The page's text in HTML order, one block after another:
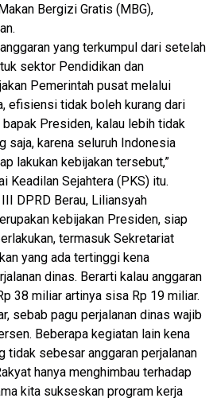
Bergizi Gratis (MBG),
yang terkumpul dari setelah
sektor Pendidikan dan
Pemerintah pusat melalui
efisiensi tidak boleh kurang dari
Presiden, kalau lebih tidak
saja, karena seluruh Indonesia
lakukan kebijakan tersebut,”
Keadilan Sejahtera (PKS) itu.
DPRD Berau, Liliansyah
kebijakan Presiden, siap
termasuk Sekretariat
yang ada tertinggi kena
dinas. Berarti kalau anggaran
38 miliar artinya sisa Rp 19 miliar.
sebab pagu perjalanan dinas wajib
Beberapa kegiatan lain kena
tidak sebesar anggaran perjalanan
hanya menghimbau terhadap
kita sukseskan program kerja